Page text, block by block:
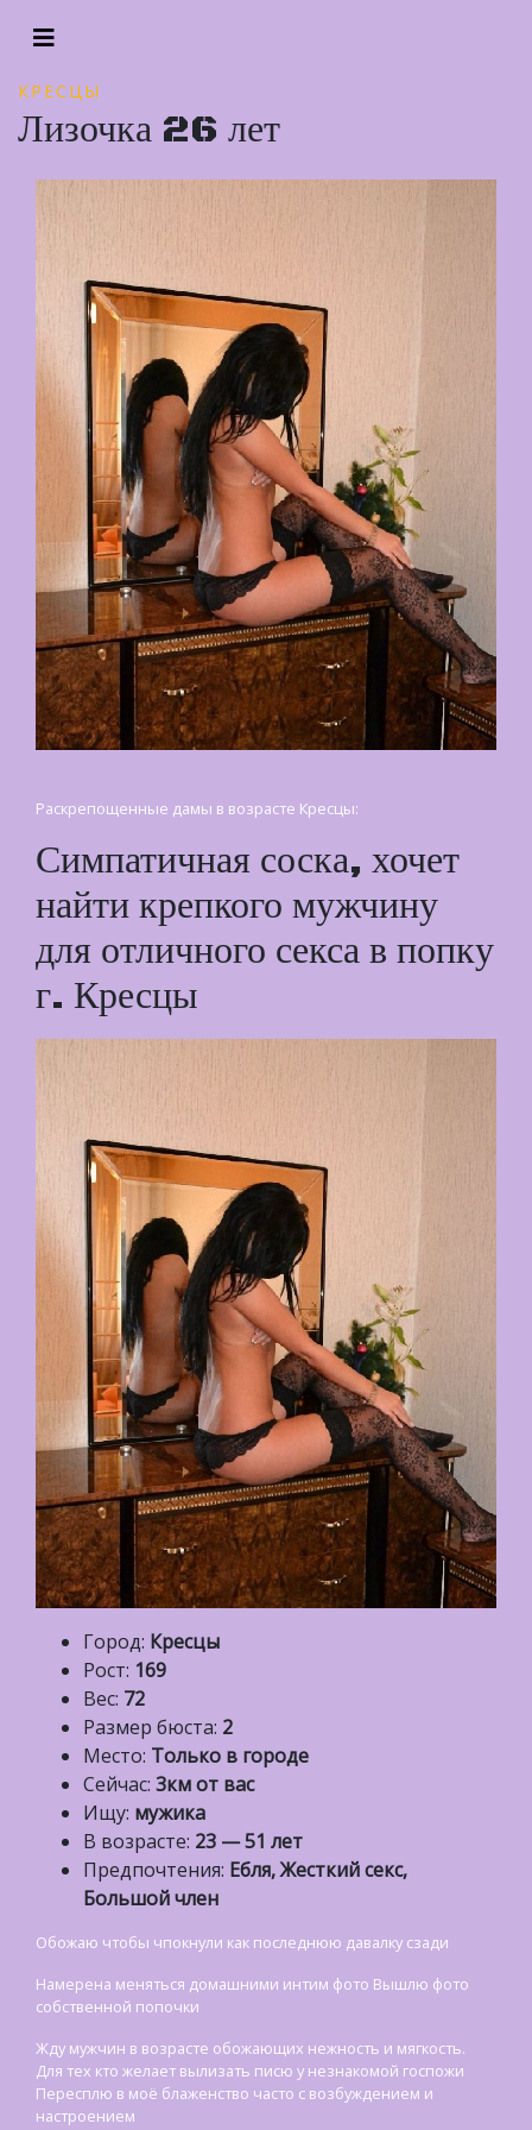
КРЕСЦЫ
Лизочка 26 лет
Раскрепощенные дамы в возрасте Кресцы:
Симпатичная соска, хочет
найти крепкого мужчину
для отличного секса в попку
г. Кресцы
Город: Кресцы
Рост: 169
Вес: 72
Размер бюста: 2
Место: Только в городе
Сейчас: 3км от вас
Ищу: мужика
В возрасте: 23 — 51 лет
Предпочтения: Ебля, Жесткий секс,
Большой член
Обожаю чтобы чпокнули как последнюю давалку сзади
Намерена меняться домашними интим фото Вышлю фото
собственной попочки
Жду мужчин в возрасте обожающих нежность и мягкость.
Для тех кто желает вылизать писю у незнакомой госпожи
Пересплю в моё блаженство часто с возбуждением и
настроением